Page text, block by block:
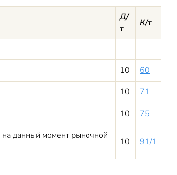
Д/
т
К/т
10
60
10
71
10
75
на данный момент рыночной
10 91/1